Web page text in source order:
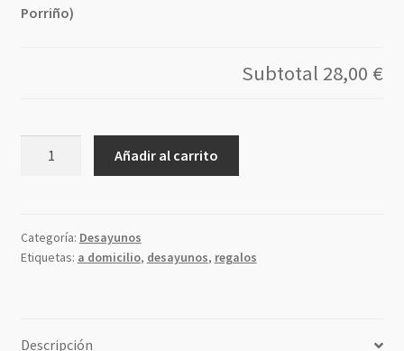
Porriño)
Subtotal 28,00 €
(Entrega
gratis
Añadir al carrito
Categoría: Desayunos
Etiquetas: a domicilio, desayunos, regalos
Descripción